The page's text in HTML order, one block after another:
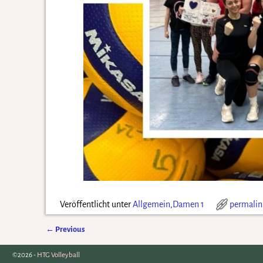
Veröffentlicht unterAllgemein, Damen 1
← Previous
©2026 - HTG Volleyball